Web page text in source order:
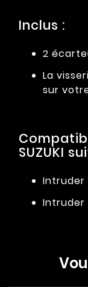
Inclus :
2
La
sur
SUZUKI
Intruder
Intruder